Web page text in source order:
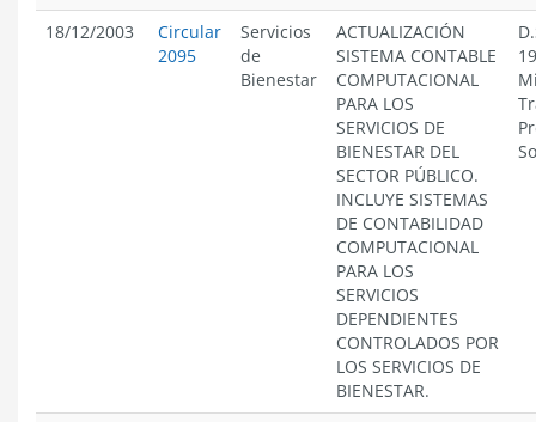
18/12/2003
Circular
2095
Servicios
de
Bienestar
ACTUALIZACIÓN
SISTEMA CONTABLE
COMPUTACIONAL
PARA LOS
SERVICIOS DE
BIENESTAR DEL
SECTOR PÚBLICO.
INCLUYE SISTEMAS
DE CONTABILIDAD
COMPUTACIONAL
PARA LOS
SERVICIOS
DEPENDIENTES
CONTROLADOS POR
LOS SERVICIOS DE
BIENESTAR.